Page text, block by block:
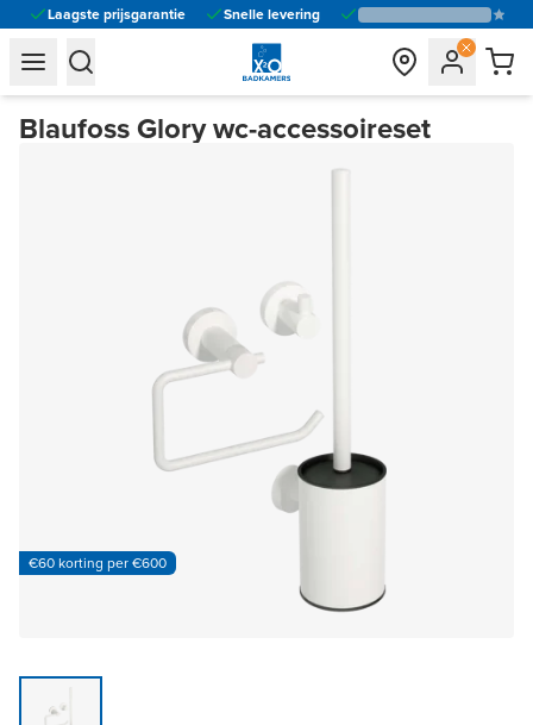
Laagste prijsgarantie Snelle levering
general.navigation.toggle_menu.label
general.navigation.toggle_menu.label
Blaufoss Glory wc-accessoireset
€60 korting per €600